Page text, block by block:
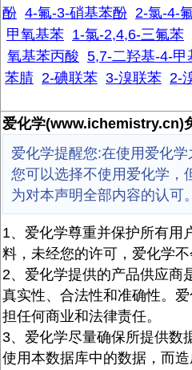
酚 4-氟-3-硝基苯酚 2-氯-4-
甲氧基苯 1-氯-2,4,6-三氟苯
氧基苯丙酸 5,7-二羟基-4-甲
苯腈 2-碘联苯 3-溴联苯 2-
爱化学(www.ichemistry.cn)
爱化学提醒您:在使用爱化
您可以选择不使用爱化学，
为对本声明全部内容的认可。
1、爱化学尊重并保护所有用
料，未经您的许可，爱化学不
2、爱化学提供的产品供应商
真实性、合法性和准确性。
担任何商业和法律责任。
3、爱化学尽量确保所提供数
使用本数据库中的数据，而